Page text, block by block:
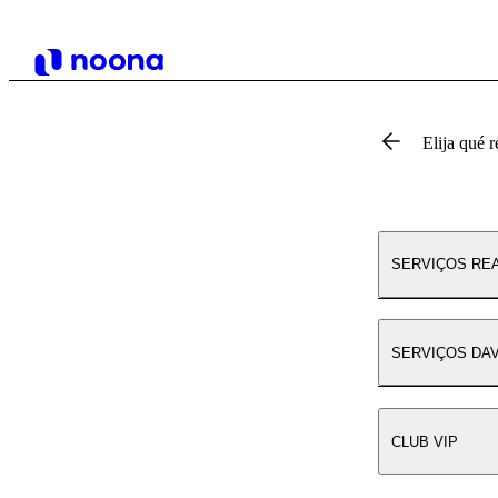
Elija qué
SERVIÇOS
SERVIÇOS
CLUB VIP